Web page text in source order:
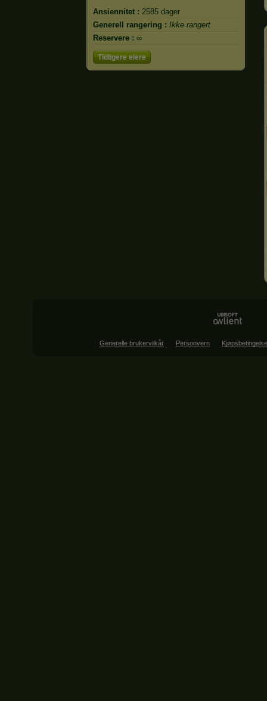
Ansiennitet : 2585 dager
Generell rangering : Ikke rangert
Reservere : ∞
Tidligere eiere
Generelle brukervilkår Personvern